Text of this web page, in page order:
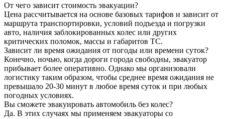
От чего зависит стоимость эвакуации?
Цена рассчитывается на основе базовых тарифов и зависит от
маршрута транспортировки, условий подъезда и погрузки
авто, наличия заблокированных колес или других
критических поломок, массы и габаритов ТС.
Зависит ли время ожидания от погоды или времени суток?
Конечно, ночью, когда дороги города свободны, эвакуатор
прибывает более оперативно. Однако мы организовали
логистику таким образом, чтобы среднее время ожидания не
превышало 20-30 минут в любое время суток и при любых
погодных условиях.
Вы сможете эвакуировать автомобиль без колес?
Да. В этих случаях мы применяем эвакуаторы со